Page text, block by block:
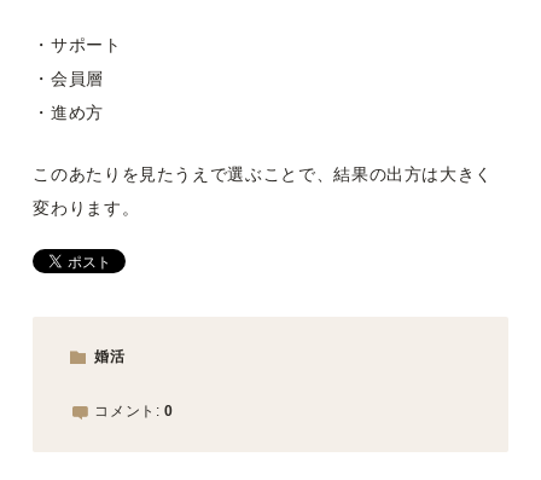
・サポート
・会員層
・進め方
このあたりを見たうえで選ぶことで、結果の出方は大きく
変わります。
婚活
コメント:0